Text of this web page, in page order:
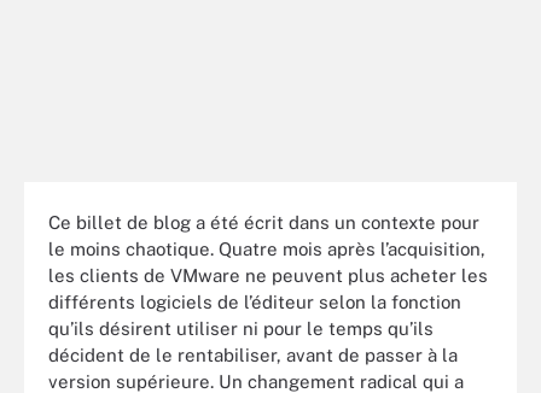
Ce billet de blog a été écrit dans un contexte pour
le moins chaotique. Quatre mois après l’acquisition,
les clients de VMware ne peuvent plus acheter les
différents logiciels de l’éditeur selon la fonction
qu’ils désirent utiliser ni pour le temps qu’ils
décident de le rentabiliser, avant de passer à la
version supérieure. Un changement radical qui a